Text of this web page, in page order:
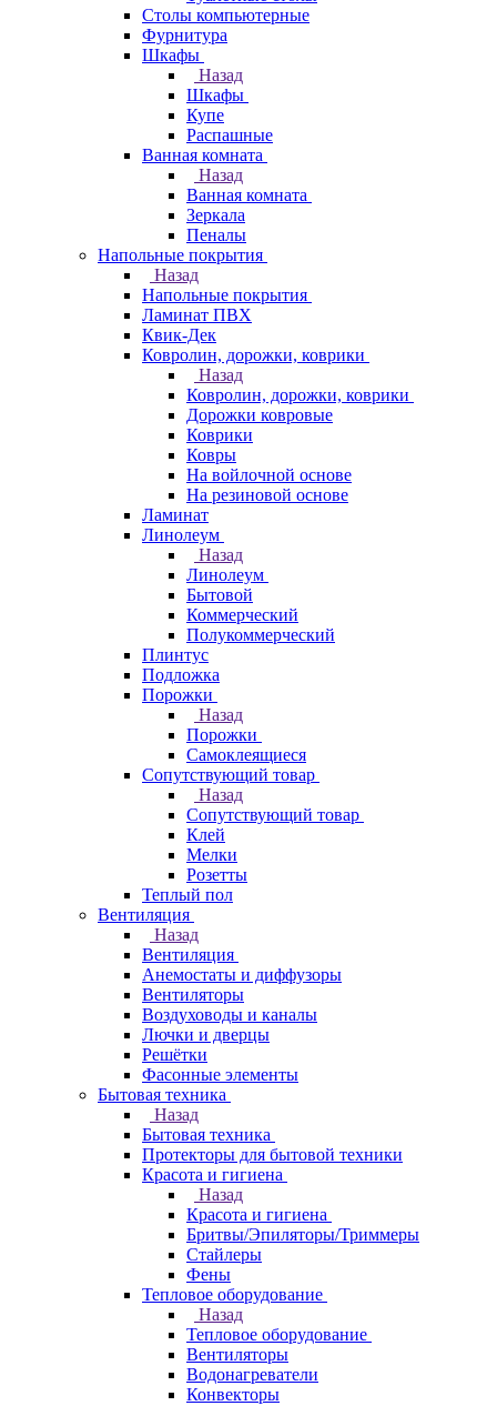
Столы компьютерные
Фурнитура
Шкафы
Назад
Шкафы
Купе
Распашные
Ванная комната
Назад
Ванная комната
Зеркала
Пеналы
Напольные покрытия
Назад
Напольные покрытия
Ламинат ПВХ
Квик-Дек
Ковролин, дорожки, коврики
Назад
Ковролин, дорожки, коврики
Дорожки ковровые
Коврики
Ковры
На войлочной основе
На резиновой основе
Ламинат
Линолеум
Назад
Линолеум
Бытовой
Коммерческий
Полукоммерческий
Плинтус
Подложка
Порожки
Назад
Порожки
Самоклеящиеся
Сопутствующий товар
Назад
Сопутствующий товар
Клей
Мелки
Розетты
Теплый пол
Вентиляция
Назад
Вентиляция
Анемостаты и диффузоры
Вентиляторы
Воздуховоды и каналы
Лючки и дверцы
Решётки
Фасонные элементы
Бытовая техника
Назад
Бытовая техника
Протекторы для бытовой техники
Красота и гигиена
Назад
Красота и гигиена
Бритвы/Эпиляторы/Триммеры
Стайлеры
Фены
Тепловое оборудование
Назад
Тепловое оборудование
Вентиляторы
Водонагреватели
Конвекторы